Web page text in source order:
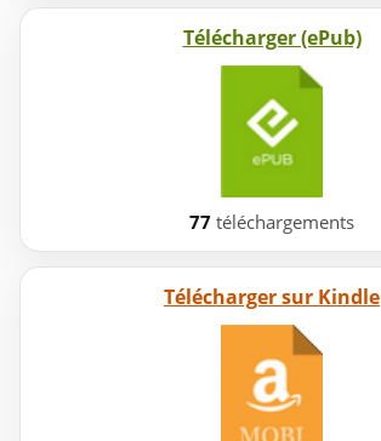
Télécharger (ePub)
77 téléchargements
Télécharger sur Kindle